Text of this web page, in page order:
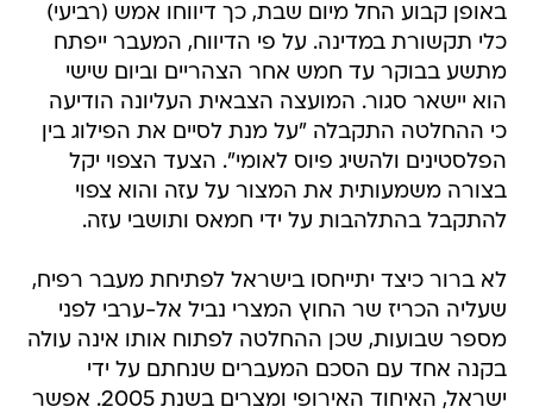
באופן קבוע החל מיום שבת, כך דיווחו אמש (רביעי)
כלי תקשורת במדינה. על פי הדיווח, המעבר ייפתח
מתשע בבוקר עד חמש אחר הצהריים וביום שישי
הוא יישאר סגור. המועצה הצבאית העליונה הודיעה
כי ההחלטה התקבלה "על מנת לסיים את הפילוג בין
הפלסטינים ולהשיג פיוס לאומי". הצעד הצפוי יקל
בצורה משמעותית את המצור על עזה והוא צפוי
להתקבל בהתלהבות על ידי חמאס ותושבי עזה.
לא ברור כיצד יתייחסו בישראל לפתיחת מעבר רפיח,
שעליה הכריז שר החוץ המצרי נביל אל-ערבי לפני
מספר שבועות, שכן ההחלטה לפתוח אותו אינה עולה
בקנה אחד עם הסכם המעברים שנחתם על ידי
ישראל, האיחוד האירופי ומצרים בשנת 2005. אפשר